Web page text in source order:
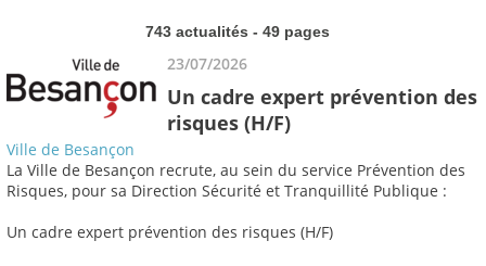
743 actualités - 49 pages
23/07/2026
Un cadre expert prévention des
risques (H/F)
Ville de Besançon
La Ville de Besançon recrute, au sein du service Prévention des
Risques, pour sa Direction Sécurité et Tranquillité Publique :
Un cadre expert prévention des risques (H/F)